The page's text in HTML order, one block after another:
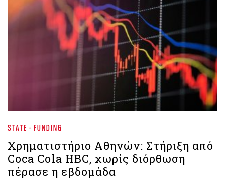
STATE - FUNDING
Χρηματιστήριο Aθηνών: Στήριξη από
Coca Cola HBC, χωρίς διόρθωση
πέρασε η εβδομάδα